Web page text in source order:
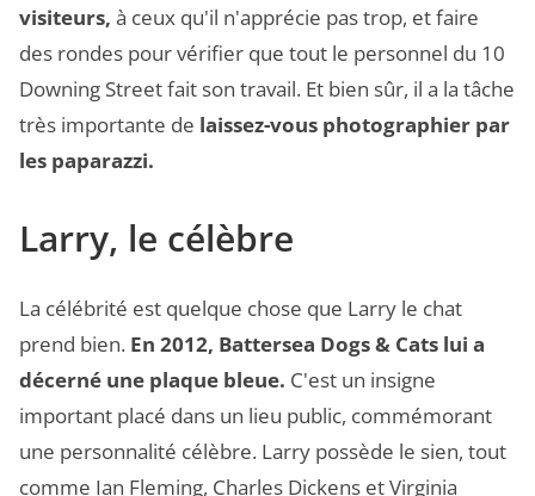
visiteurs, à ceux qu'il n'apprécie pas trop, et faire
des rondes pour vérifier que tout le personnel du 10
Downing Street fait son travail. Et bien sûr, il a la tâche
très importante de laissez-vous photographier par
les paparazzi.
Larry, le célèbre
La célébrité est quelque chose que Larry le chat
prend bien. En 2012, Battersea Dogs & Cats lui a
décerné une plaque bleue. C'est un insigne
important placé dans un lieu public, commémorant
une personnalité célèbre. Larry possède le sien, tout
comme Ian Fleming, Charles Dickens et Virginia